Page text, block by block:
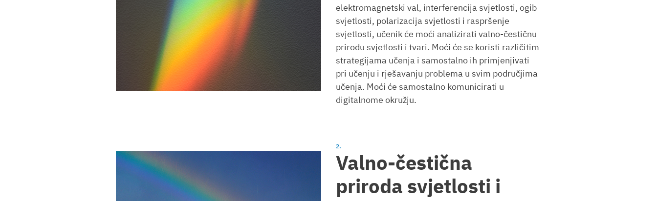
elektromagnetski val, interferencija svjetlosti, ogib
svjetlosti, polarizacija svjetlosti i raspršenje
svjetlosti, učenik će moći analizirati valno-čestičnu
prirodu svjetlosti i tvari. Moći će se koristi različitim
strategijama učenja i samostalno ih primjenjivati
pri učenju i rješavanju problema u svim područjima
učenja. Moći će samostalno komunicirati u
digitalnome okružju.
Valno-čestična
priroda svjetlosti i